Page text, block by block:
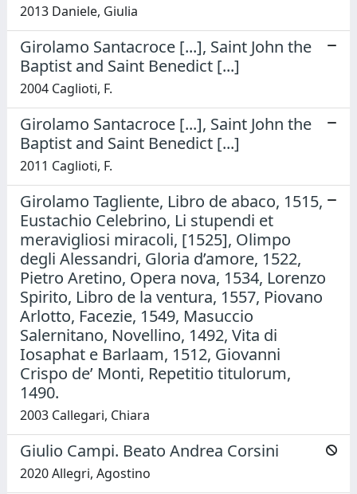
2013 Daniele, Giulia
Girolamo Santacroce [...], Saint John the
Baptist and Saint Benedict [...]
2004 Caglioti, F.
Girolamo Santacroce [...], Saint John the
Baptist and Saint Benedict [...]
2011 Caglioti, F.
Girolamo Tagliente, Libro de abaco, 1515,
Eustachio Celebrino, Li stupendi et
meravigliosi miracoli, [1525], Olimpo
degli Alessandri, Gloria d’amore, 1522,
Pietro Aretino, Opera nova, 1534, Lorenzo
Spirito, Libro de la ventura, 1557, Piovano
Arlotto, Facezie, 1549, Masuccio
Salernitano, Novellino, 1492, Vita di
Iosaphat e Barlaam, 1512, Giovanni
Crispo de’ Monti, Repetitio titulorum,
1490.
2003 Callegari, Chiara
Giulio Campi. Beato Andrea Corsini
2020 Allegri, Agostino